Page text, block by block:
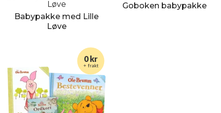
Babypakke med Lille
Løve
Goboken babypakke
0 kr
+ frakt